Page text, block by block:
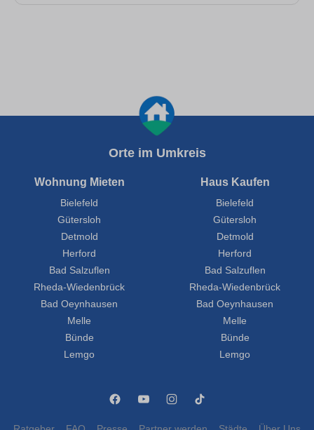
Orte im Umkreis
Wohnung Mieten
Bielefeld
Gütersloh
Detmold
Herford
Bad Salzuflen
Rheda-Wiedenbrück
Bad Oeynhausen
Melle
Bünde
Lemgo
Haus Kaufen
Bielefeld
Gütersloh
Detmold
Herford
Bad Salzuflen
Rheda-Wiedenbrück
Bad Oeynhausen
Melle
Bünde
Lemgo